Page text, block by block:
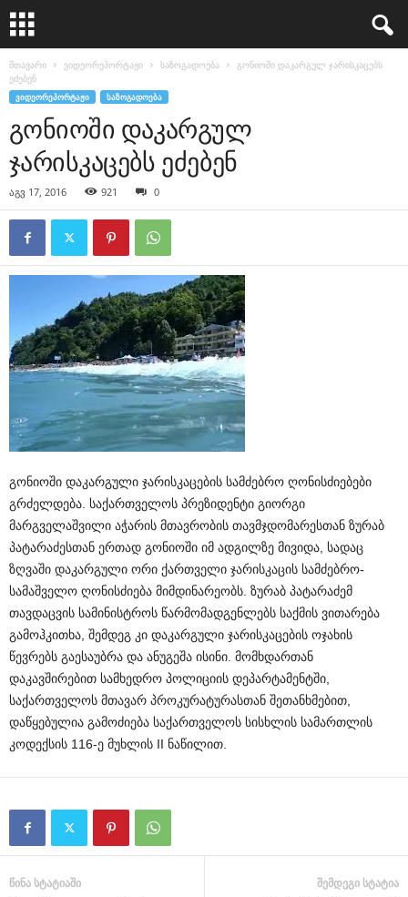
მთავარი ვიდეორეპორტაჟი საზოგადოება
გონიოში დაკარგულ ჯარისკაცებს
ეძებენ
ᲕᲘᲓᲔᲝᲠᲔᲞᲝᲠᲢᲐᲟᲘ ᲡᲐᲖᲝᲒᲐᲓᲝᲔᲑᲐ
გონიოში დაკარგულ
ჯარისკაცებს ეძებენ
აგვ 17, 2016 921 0
გონიოში დაკარგული ჯარისკაცების სამძებრო ღონისძიებები
გრძელდება. საქართველოს პრეზიდენტი გიორგი
მარგველაშვილი აჭარის მთავრობის თავმჯდომარესთან ზურაბ
პატარაძესთან ერთად გონიოში იმ ადგილზე მივიდა, სადაც
ზღვაში დაკარგული ორი ქართველი ჯარისკაცის სამძებრო-
სამაშველო ღონისძიება მიმდინარეობს. ზურაბ პატარაძემ
თავდაცვის სამინისტროს წარმომადგენლებს საქმის ვითარება
გამოჰკითხა, შემდეგ კი დაკარგული ჯარისკაცების ოჯახის
წევრებს გაესაუბრა და ანუგეშა ისინი. მომხდართან
დაკავშირებით სამხედრო პოლიციის დეპარტამენტში,
საქართველოს მთავარ პროკურატურასთან შეთანხმებით,
დაწყებულია გამოძიება საქართველოს სისხლის სამართლის
კოდექსის 116-ე მუხლის II ნაწილით.
წინა სტატიაში შემდეგი სტატია